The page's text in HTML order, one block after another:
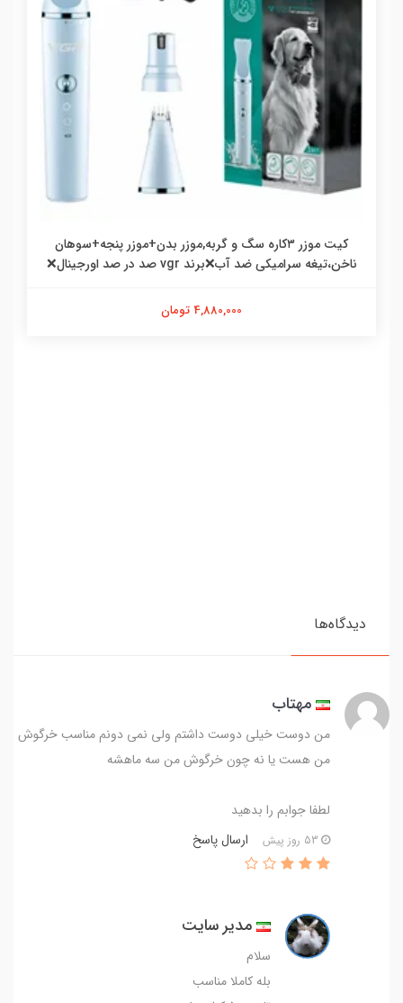
کیت موزر ۳کاره سگ و گربه,موزر بدن+موزر پنجه+سوهان
ناخن،تیغه سرامیکی ضد آب❌برند vgr صد در صد اورجینال❌
4,880,000 تومان
دیدگاه‌ها
مهتاب
من دوست خیلی دوست داشتم ولی نمی دونم مناسب خرگوش
من هست یا نه چون خرگوش من سه ماهشه
لطفا جوابم را بدهید
ارسال پاسخ
مدیر سایت
سلام
بله کاملا مناسب